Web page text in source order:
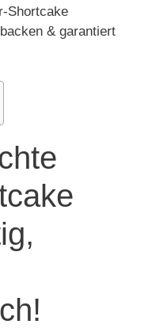
Shortcake
& garantiert